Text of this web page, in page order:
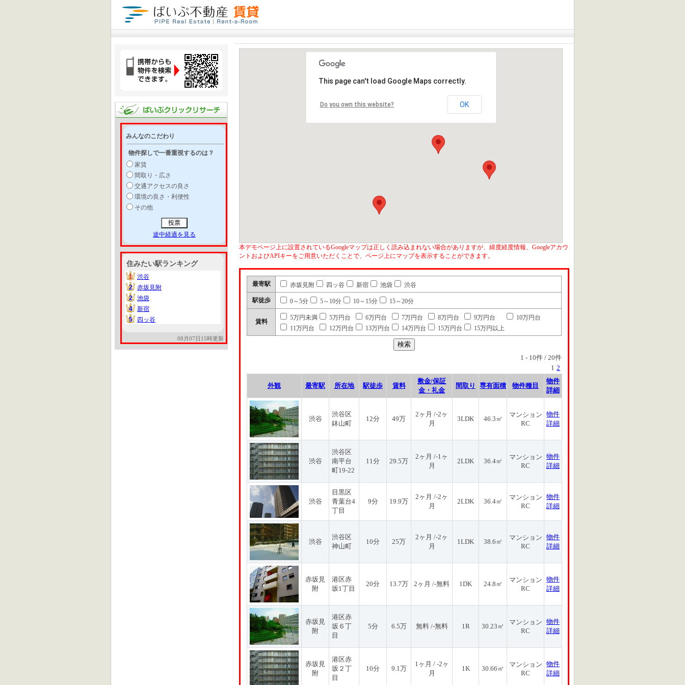
みんなのこだわり
物件探しで一番重視するのは？
家賃
間取り・広さ
交通アクセスの良さ
環境の良さ・利便性
その他
途中経過を見る
住みたい駅ランキング
1
1
渋谷
2
2
赤坂見附
2
2
池袋
4
4
新宿
5
5 四ッ谷
08月07日15時更新
This page can't load Google Maps correctly.
Do you own this website? OK
本デモページ上に設置されているGoogleマップは正しく読み込まれない場合がありますが、緯度経度情報、Googleアカウ
ントおよびAPIキーをご用意いただくことで、ページ上にマップを表示することができます。
最寄駅 赤坂見附 四ッ谷 新宿 池袋 渋谷
駅徒歩 0～5分 5～10分 10～15分 15～20分
賃料
5万円未満 5万円台 6万円台 7万円台 8万円台 9万円台
10万円台
11万円台
12万円台 13万円台 14万円台 15万円台 15万円以上
1 - 10件 / 20件
1 2
外観 最寄駅 所在地 駅徒歩 賃料
敷金/保証
金・礼金
間取り 専有面積 物件種目
物件
詳細
渋谷
渋谷区
鉢山町
12分 49万
2ヶ月 /-2ヶ
月
3LDK 46.3㎡
マンション
RC
物件
詳細
渋谷
渋谷区
南平台
町19-22
11分 29.5万
2ヶ月 /-1ヶ
月
2LDK 36.4㎡
マンション
RC
物件
詳細
渋谷
目黒区
青葉台4
丁目
9分 19.9万
2ヶ月 /-2ヶ
月
2LDK 36.4㎡
マンション
RC
物件
詳細
渋谷
渋谷区
神山町
10分 25万
2ヶ月 /-2ヶ
月
1LDK 38.6㎡
マンション
RC
物件
詳細
赤坂見
附
港区赤
坂1丁目
20分 13.7万 2ヶ月 /-無料 1DK 24.8㎡
マンション
RC
物件
詳細
赤坂見
附
港区赤
坂６丁
目
5分 6.5万 無料 /-無料 1R 30.23㎡
マンション
RC
物件
詳細
赤坂見
附
港区赤
坂２丁
目
10分 9.1万
1ヶ月 / -2ヶ
月
1K 30.66㎡
マンション
RC
物件
詳細